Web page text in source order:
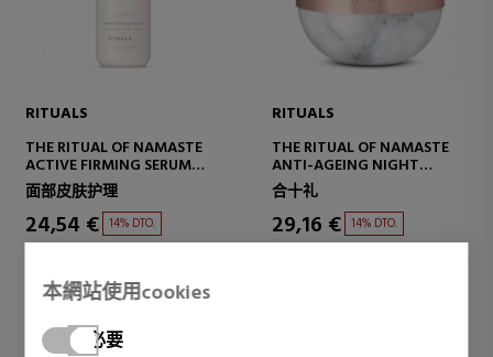
本網站使用cookies
必要
RITUALS
THE RITUAL OF NAMASTE
ACTIVE FIRMING SERUM
FIRMING SERUM
面部皮肤护理
24,54 € 14% DTO.
0 reviews
RITUALS
THE RITUAL OF NAMASTE
ANTI-AGEING NIGHT
CREAM
REPAIRING CREAM - NIGHT
合十礼
29,16 € 14% DTO.